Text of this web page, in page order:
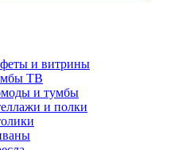
и витрины
ТВ
и тумбы
и полки